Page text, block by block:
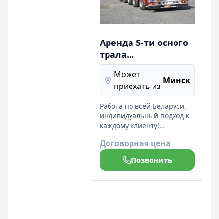
Аренда 5-ти осного
трала
грузоподъемностью
до 65 тонн, в
г.Минск
Может
приехать из
Минск
Работа по всей Беларуси,
индивидуальный подход к
каждому клиенту!
осный трал
грузоподъемностью до 65
тонн: для перевозки
объемных строительных
Договорная цена
Позвонить